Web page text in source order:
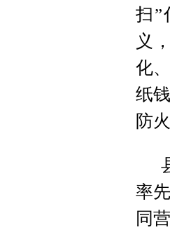
扫”
义
化
纸
防
率
同